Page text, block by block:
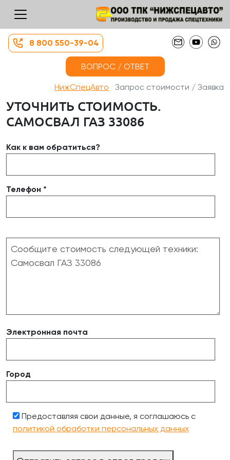
8 800 550-39-04
ВОПРОС / ОТВЕТ
НижСпецАвто Запрос стоимости / Заявка
УТОЧНИТЬ СТОИМОСТЬ.
САМОСВАЛ ГАЗ 33086
Как к вам обратиться?
Телефон *
Электронная почта
Город
Предоставляя свои данные, я соглашаюсь с
политикой обработки персональных данных